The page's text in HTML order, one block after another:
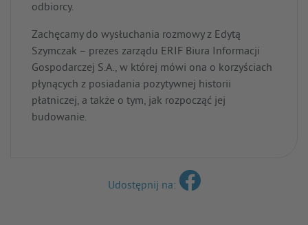
odbiorcy.
Zachęcamy do wysłuchania rozmowy z Edytą
Szymczak – prezes zarządu ERIF Biura Informacji
Gospodarczej S.A., w której mówi ona o korzyściach
płynących z posiadania pozytywnej historii
płatniczej, a także o tym, jak rozpocząć jej
budowanie.
Udostępnij na: